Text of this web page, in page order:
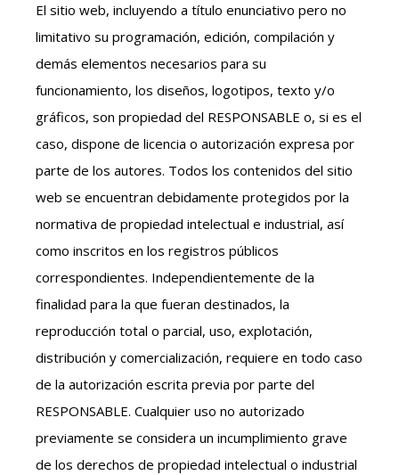
El sitio web, incluyendo a título enunciativo pero no
limitativo su programación, edición, compilación y
demás elementos necesarios para su
funcionamiento, los diseños, logotipos, texto y/o
gráficos, son propiedad del RESPONSABLE o, si es el
caso, dispone de licencia o autorización expresa por
parte de los autores. Todos los contenidos del sitio
web se encuentran debidamente protegidos por la
normativa de propiedad intelectual e industrial, así
como inscritos en los registros públicos
correspondientes. Independientemente de la
finalidad para la que fueran destinados, la
reproducción total o parcial, uso, explotación,
distribución y comercialización, requiere en todo caso
de la autorización escrita previa por parte del
RESPONSABLE. Cualquier uso no autorizado
previamente se considera un incumplimiento grave
de los derechos de propiedad intelectual o industrial